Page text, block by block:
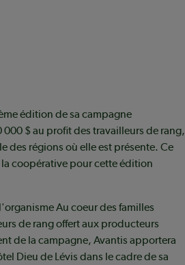
édition de sa campagne
$ au profit des travailleurs de rang,
des régions où elle est présente. Ce
coopérative pour cette édition
Au coeur des familles
de rang offert aux producteurs
de la campagne, Avantis apportera
Dieu de Lévis dans le cadre de sa